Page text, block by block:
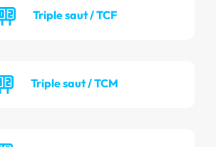
Triple saut / TCF
Triple saut / TCM